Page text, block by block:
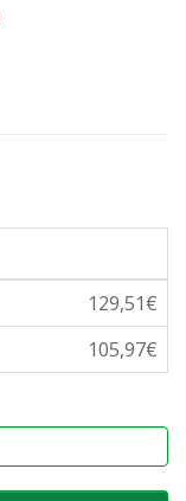
129,51€
105,97€